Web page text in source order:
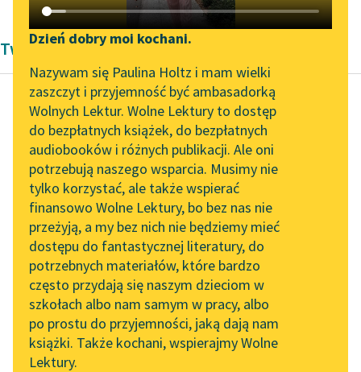
Katalog DAISY
Podkasty o książkach
Zgłoś brak utworu
Aktualności
„Prokurator Alicja Horn”
do słuchania
Byliśmy częścią AI Impact
Lab
Zapraszamy na spotkanie
online z tłumaczkami
literatury skandynawskiej
Spotkanie z Katarzyną
Tunkiel w Oslo
102. lata temu zmarł
Joseph Conrad
Narzędzia
Mapa Wolnych Lektur
Leśmianator
Przewodnik dla piszących i
czytających
API
OAI-PMH
Widget Wolnych Lektur
Przypisy
Dzień dobry moi kochani.
Nazywam się Paulina Holtz i mam wielki
zaszczyt i przyjemność być ambasadorką
Wolnych Lektur. Wolne Lektury to dostęp
do bezpłatnych książek, do bezpłatnych
audiobooków i różnych publikacji. Ale oni
potrzebują naszego wsparcia. Musimy nie
tylko korzystać, ale także wspierać
finansowo Wolne Lektury, bo bez nas nie
przeżyją, a my bez nich nie będziemy mieć
dostępu do fantastycznej literatury, do
potrzebnych materiałów, które bardzo
często przydają się naszym dzieciom w
szkołach albo nam samym w pracy, albo
po prostu do przyjemności, jaką dają nam
książki. Także kochani, wspierajmy Wolne
Lektury.
Twórczość Pozytywizm Zofii Urbanowskiej
Zofia Urbanowska
Księżniczka
Dom powinien mu być
sądem, szkołą, a
poniekąd i kościołem;
nie może zaś nim być...
Czytaj więcej